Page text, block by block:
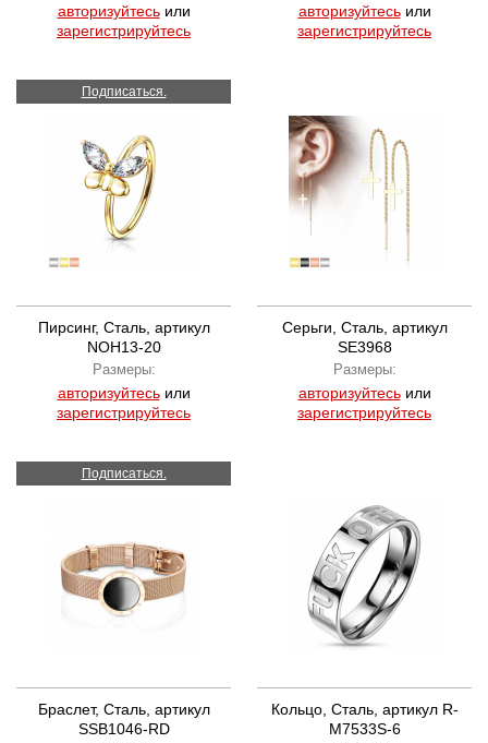
авторизуйтесьили
зарегистрируйтесь
авторизуйтесьили
зарегистрируйтесь
Подписаться.
Пирсинг, Сталь, артикул
NOH13-20
Размеры:
авторизуйтесьили
зарегистрируйтесь
Серьги, Сталь, артикул
SE3968
Размеры:
авторизуйтесьили
зарегистрируйтесь
Подписаться.
Браслет, Сталь, артикул
SSB1046-RD
Кольцо, Сталь, артикул R-
M7533S-6